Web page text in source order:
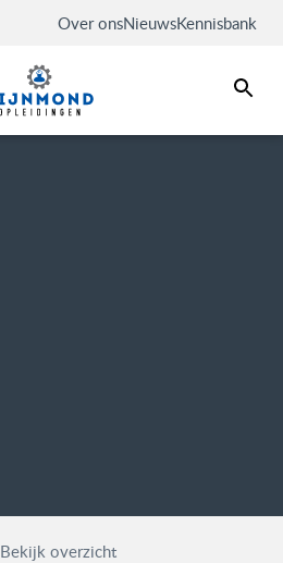
Over onsNieuwsKennisbank
Bekijk overzicht